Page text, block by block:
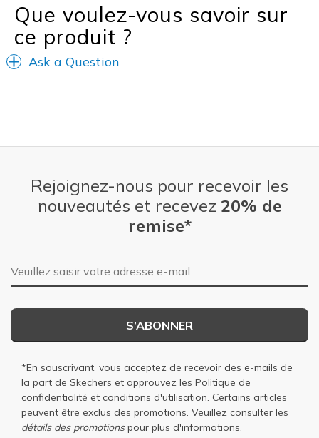
View On Shoes
Shoes are for Wearing
Que voulez-vous savoir sur
ce produit ?
Ask a Question
Rejoignez-nous pour recevoir les
nouveautés et recevez 20% de
remise*
Adresse e-mail
S’ABONNER
*En souscrivant, vous acceptez de recevoir des e-mails de
la part de Skechers et approuvez les Politique de
confidentialité et conditions d'utilisation. Certains articles
peuvent être exclus des promotions. Veuillez consulter les
détails des promotionspour plus d'informations.